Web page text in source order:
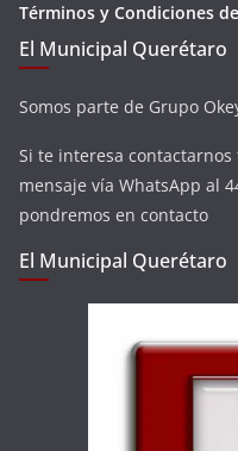
Términos y Condiciones
El Municipal Querétaro
Somos parte de Grupo
Si te interesa
mensaje vía WhatsApp al
pondremos en contacto
El Municipal Querétaro